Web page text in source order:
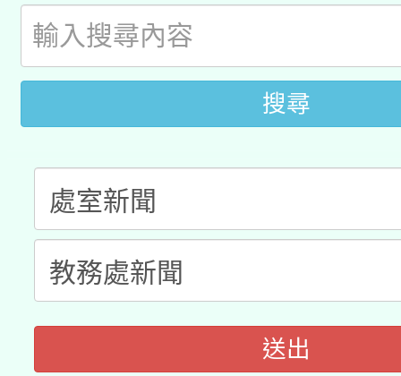
動」
開 智慧啟航」
搜尋
送出